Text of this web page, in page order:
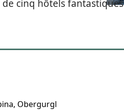
cinq hôtels fantastiques
Obergurgl